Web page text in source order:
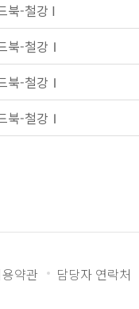
북-철강 I
북-철강Ⅰ
북-철강Ⅰ
북-철강Ⅰ
약관 담당자 연락처